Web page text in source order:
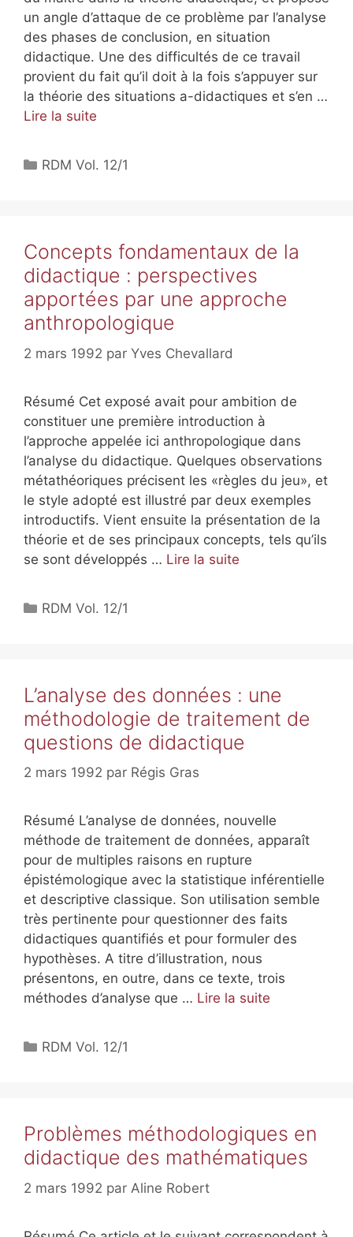
un angle d’attaque de ce problème par l’analyse
des phases de conclusion, en situation
didactique. Une des difficultés de ce travail
provient du fait qu’il doit à la fois s’appuyer sur
la théorie des situations a-didactiques et s’en …
Lire la suite
RDM Vol. 12/1
Concepts fondamentaux de la
didactique : perspectives
apportées par une approche
anthropologique
2 mars 1992 par Yves Chevallard
Résumé Cet exposé avait pour ambition de
constituer une première introduction à
l’approche appelée ici anthropologique dans
l’analyse du didactique. Quelques observations
métathéoriques précisent les «règles du jeu», et
le style adopté est illustré par deux exemples
introductifs. Vient ensuite la présentation de la
théorie et de ses principaux concepts, tels qu’ils
se sont développés … Lire la suite
RDM Vol. 12/1
L’analyse des données : une
méthodologie de traitement de
questions de didactique
2 mars 1992 par Régis Gras
Résumé L’analyse de données, nouvelle
méthode de traitement de données, apparaît
pour de multiples raisons en rupture
épistémologique avec la statistique inférentielle
et descriptive classique. Son utilisation semble
très pertinente pour questionner des faits
didactiques quantifiés et pour formuler des
hypothèses. A titre d’illustration, nous
présentons, en outre, dans ce texte, trois
méthodes d’analyse que … Lire la suite
RDM Vol. 12/1
Problèmes méthodologiques en
didactique des mathématiques
2 mars 1992 par Aline Robert